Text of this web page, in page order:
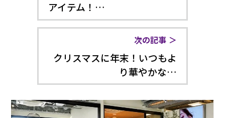
アイテム！…
次の記事
クリスマスに年末！いつもよ
り華やかな…